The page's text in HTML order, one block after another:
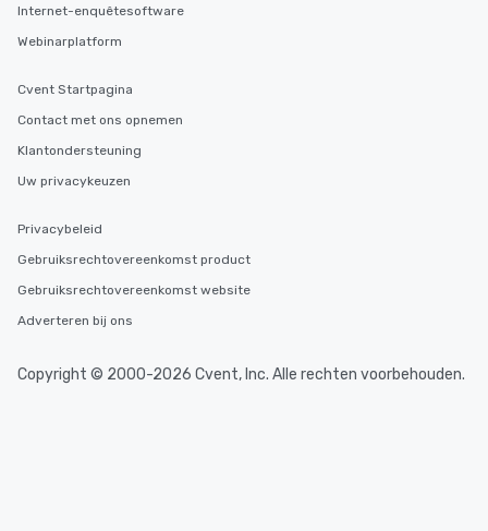
Internet-enquêtesoftware
Webinarplatform
Cvent Startpagina
Contact met ons opnemen
Klantondersteuning
Uw privacykeuzen
Privacybeleid
Gebruiksrechtovereenkomst product
Gebruiksrechtovereenkomst website
Adverteren bij ons
Copyright © 2000-2026 Cvent, Inc. Alle rechten voorbehouden.